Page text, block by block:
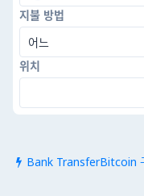
지불 방법
어느
위치
 Bank TransferBitcoin